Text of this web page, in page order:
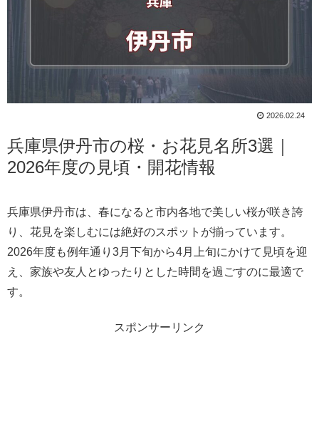
2026.02.24
兵庫県伊丹市の桜・お花見名所3選｜
2026年度の見頃・開花情報
兵庫県伊丹市は、春になると市内各地で美しい桜が咲き誇
り、花見を楽しむには絶好のスポットが揃っています。
2026年度も例年通り3月下旬から4月上旬にかけて見頃を迎
え、家族や友人とゆったりとした時間を過ごすのに最適で
す。
スポンサーリンク